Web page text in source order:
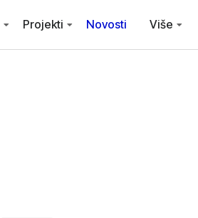
Projekti Novosti Više